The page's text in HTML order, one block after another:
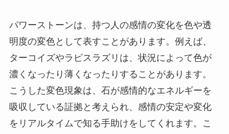
パワーストーンは、持つ人の感情の変化を色や透
明度の変色として表すことがあります。例えば、
ターコイズやラピスラズリは、状況によって色が
濃くなったり薄くなったりすることがあります。
こうした変色現象は、石が感情的なエネルギーを
吸収している証拠と考えられ、感情の安定や変化
をリアルタイムで知る手助けをしてくれます。こ